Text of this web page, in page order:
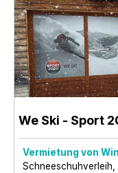
We Ski - Sport
Vermietung von
Schneeschuhverleih